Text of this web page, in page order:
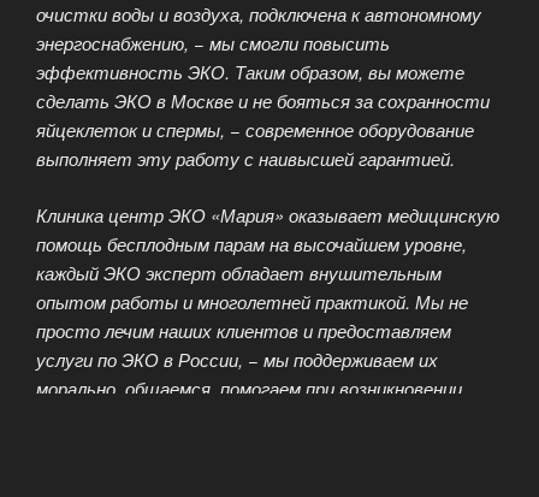
очистки воды и воздуха, подключена к автономному
энергоснабжению, − мы смогли повысить
эффективность ЭКО. Таким образом, вы можете
сделать ЭКО в Москве и не бояться за сохранности
яйцеклеток и спермы, − современное оборудование
выполняет эту работу с наивысшей гарантией.
Клиника центр ЭКО «Мария» оказывает медицинскую
помощь бесплодным парам на высочайшем уровне,
каждый ЭКО эксперт обладает внушительным
опытом работы и многолетней практикой. Мы не
просто лечим наших клиентов и предоставляем
услуги по ЭКО в России, − мы поддерживаем их
морально, общаемся, помогаем при возникновении